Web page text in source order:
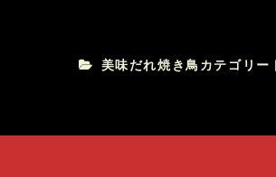
美味だれ焼き鳥カテゴリー